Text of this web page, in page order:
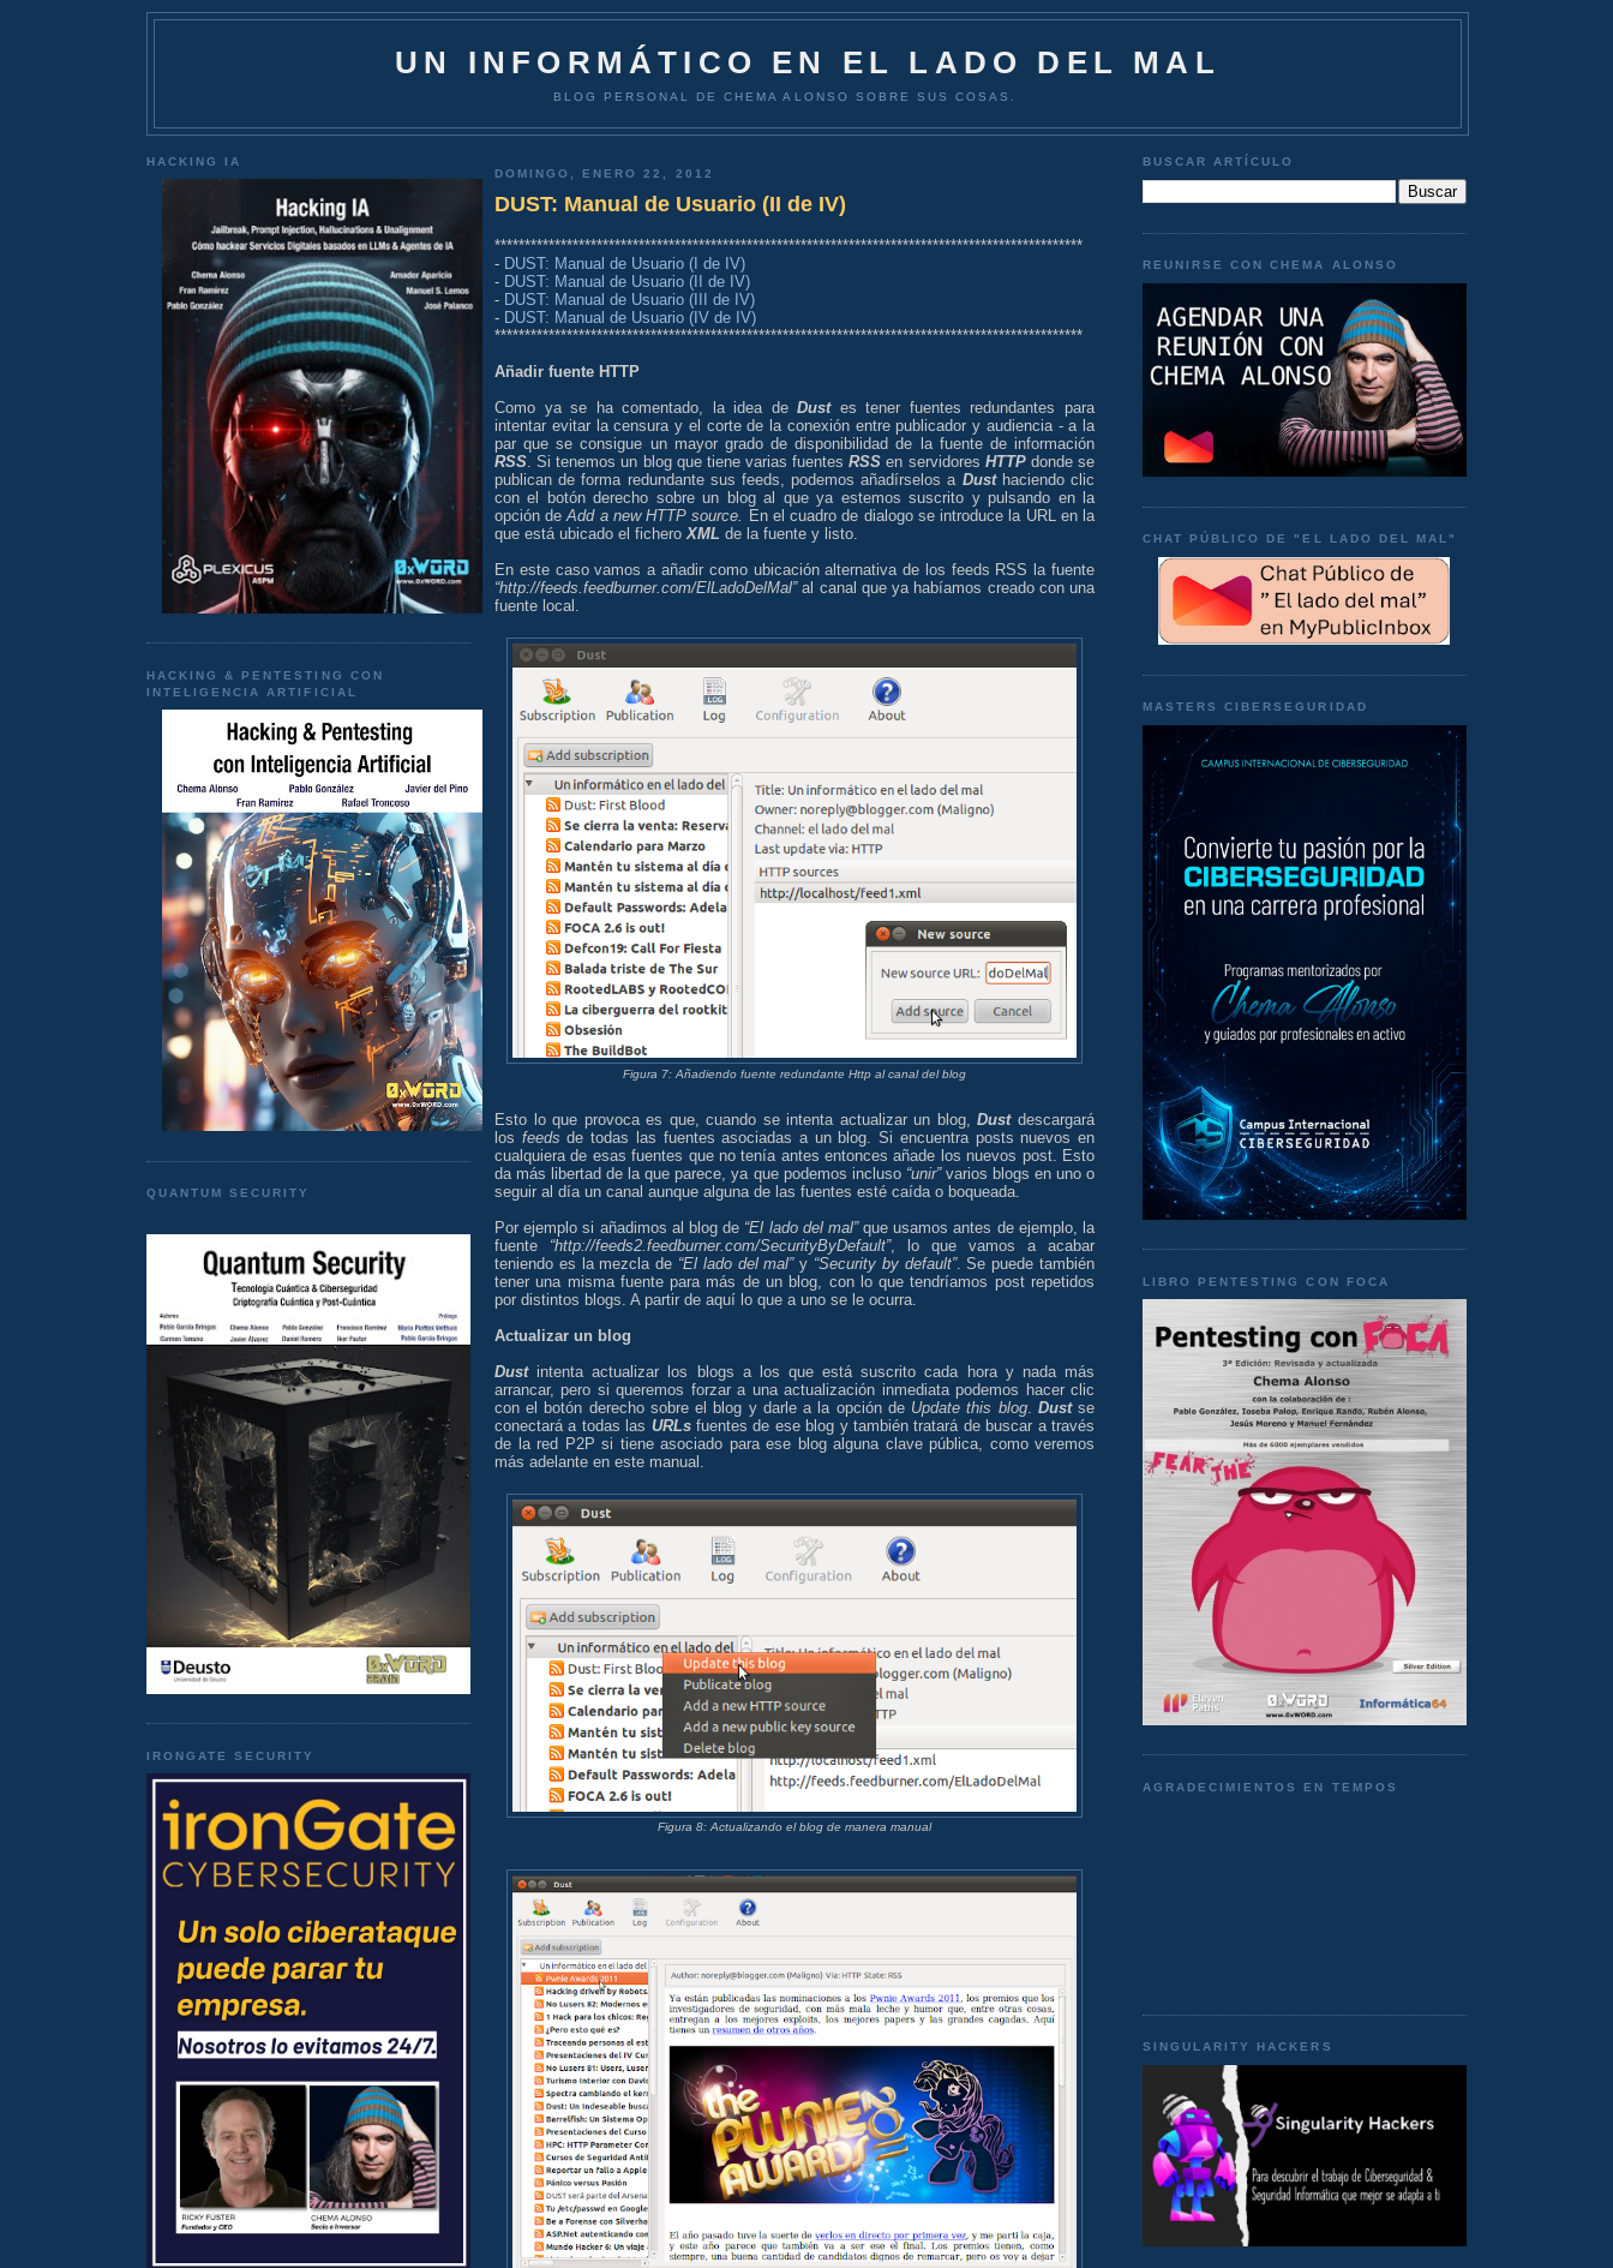
UN INFORMÁTICO EN EL LADO DEL MAL
BLOG PERSONAL DE CHEMA ALONSO SOBRE SUS COSAS.
HACKING IA
HACKING & PENTESTING CON
INTELIGENCIA ARTIFICIAL
QUANTUM SECURITY
IRONGATE SECURITY
DOMINGO, ENERO 22, 2012
DUST: Manual de Usuario (II de IV)
**************************************************************************************************
- DUST: Manual de Usuario (I de IV)
- DUST: Manual de Usuario (II de IV)
- DUST: Manual de Usuario (III de IV)
- DUST: Manual de Usuario (IV de IV)
**************************************************************************************************
Añadir fuente HTTP
Como ya se ha comentado, la idea deDustes tener fuentes redundantes para
intentar evitar la censura y el corte de la conexión entre publicador y audiencia - a la
par que se consigue un mayor grado de disponibilidad de la fuente de información
RSS . Si tenemos un blog que tiene varias fuentesRSS en servidores HTTPdonde se
publican de forma redundante sus feeds, podemos añadírselos a Dusthaciendo clic
con el botón derecho sobre un blog al que ya estemos suscrito y pulsando en la
opción deAdd a new HTTP source.
En el cuadro de dialogo se introduce la URL en la
que está ubicado el fichero XML de la fuente y listo.
En este caso vamos a añadir como ubicación alternativa de los feeds RSS la fuente
“http://feeds.feedburner.com/ElLadoDelMal”al canal que ya habíamos creado con una
fuente local.
Figura 7: Añadiendo fuente redundante Http al canal del blog
Esto lo que provoca es que, cuando se intenta actualizar un blog,Dustdescargará
los feeds de todas las fuentes asociadas a un blog. Si encuentra posts nuevos en
cualquiera de esas fuentes que no tenía antes entonces añade los nuevos post. Esto
da más libertad de la que parece, ya que podemos incluso “unir”varios blogs en uno o
seguir al día un canal aunque alguna de las fuentes esté caída o boqueada.
Por ejemplo si añadimos al blog de “El lado del mal”que usamos antes de ejemplo, la
fuente “http://feeds2.feedburner.com/SecurityByDefault”, lo que vamos a acabar
teniendo es la mezcla de “El lado del mal”y “Security by default”. Se puede también
tener una misma fuente para más de un blog, con lo que tendríamos post repetidos
por distintos blogs. A partir de aquí lo que a uno se le ocurra.
Actualizar un blog
Dustintenta actualizar los blogs a los que está suscrito cada hora y nada más
arrancar, pero si queremos forzar a una actualización inmediata podemos hacer clic
con el botón derecho sobre el blog y darle a la opción de Update this blog. Dustse
conectará a todas las URLsfuentes de ese blog y también tratará de buscar a través
de la red P2P si tiene asociado para ese blog alguna clave pública, como veremos
más adelante en este manual.
Figura 8: Actualizando el blog de manera manual
BUSCAR ARTÍCULO
REUNIRSE CON CHEMA ALONSO
CHAT PÚBLICO DE "EL LADO DEL MAL"
MASTERS CIBERSEGURIDAD
LIBRO PENTESTING CON FOCA
AGRADECIMIENTOS EN TEMPOS
SINGULARITY HACKERS